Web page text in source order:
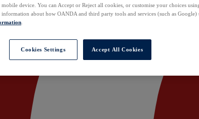
device. You can Accept or Reject all cookies, or customise your choices
information about how OANDA and third party tools and services (such as Google)
Cookies Settings Accept All Cookies